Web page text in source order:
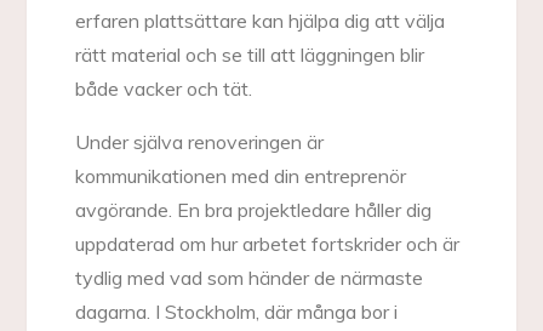
erfaren plattsättare kan hjälpa dig att välja
rätt material och se till att läggningen blir
både vacker och tät.
Under själva renoveringen är
kommunikationen med din entreprenör
avgörande. En bra projektledare håller dig
uppdaterad om hur arbetet fortskrider och är
tydlig med vad som händer de närmaste
dagarna. I Stockholm, där många bor i